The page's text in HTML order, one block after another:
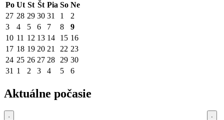
Po Ut St Št Pia So Ne
27 28 29 30 31 1
2
3
4 5 6 7 8
9
10 11 12 13 14 15 16
17 18 19 20 21 22 23
24 25 26 27 28 29 30
31 1 2 3 4 5 6
Aktuálne počasie